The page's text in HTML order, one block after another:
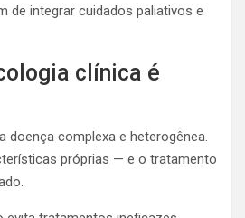
de integrar cuidados paliativos e
clínica é
doença complexa e heterogênea.
próprias — e o tratamento